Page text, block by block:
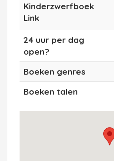
Kinderzwerfboek
Link
24 uur per dag
open?
Boeken genres
Boeken talen